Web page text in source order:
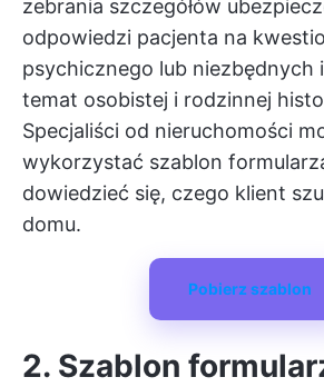
zebrania szczegółów
odpowiedzi pacjenta na
psychicznego lub niezbędnych
temat osobistej i rodzinnej
Specjaliści od nieruchomości
wykorzystać szablon
dowiedzieć się, czego klient
domu.
Pobierz szablon
2. Szablon